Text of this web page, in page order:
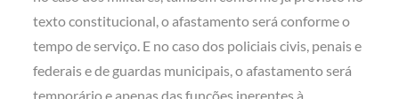
texto constitucional, o afastamento será conforme o
tempo de serviço. E no caso dos policiais civis, penais e
federais e de guardas municipais, o afastamento será
temporário e apenas das funções inerentes à